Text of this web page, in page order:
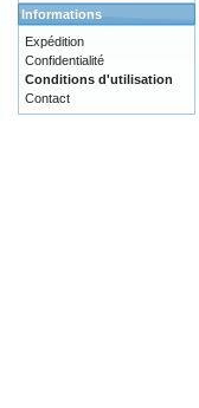
Informations
Expédition
Confidentialité
Conditions d'utilisation
Contact